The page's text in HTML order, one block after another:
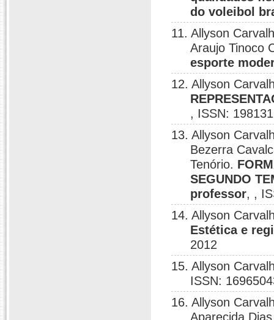
do voleibol
11. Allyson
Araujo Tinoco
esporte
12. Allyson
, ISSN:
13. Allyson
Bezerra
Tenório.
SEGUNDO
professor, ,
14. Allyson
Estética e
2012
15. Allyson
ISSN:
16. Allyson
Aparecida